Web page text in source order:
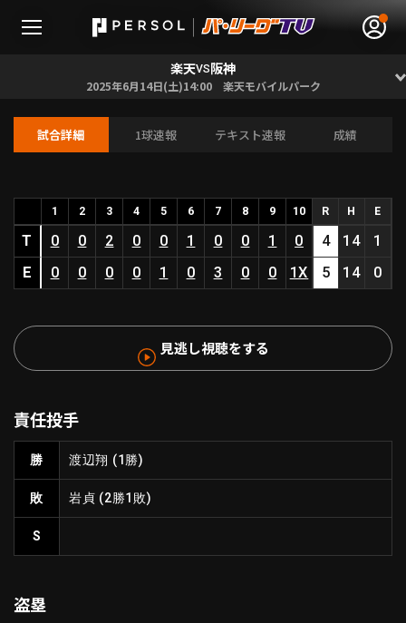
HOME
動画
ファーム東地区
ファーム中地区
ファーム西地区
北海道日本ハムファイターズ
東北楽天ゴールデンイーグルス
埼玉西武ライオンズ
オリックス・バファローズ
ニュース
設定
楽天VS阪神
2025年6月14日(土)14:00 楽天モバイルパーク
試合詳細 1球速報 テキスト速報 成績
1 2 3 4 5 6 7 8 9 10 R H E
T 0 0 2 0 0 1 0 0 1 0 4 14
1
E
0 0 0 0 1 0 3 0 0 1X 5 14 0
見逃し視聴をする
責任投手
勝 渡辺翔 (1勝)
敗 岩貞 (2勝1敗)
S
盗塁